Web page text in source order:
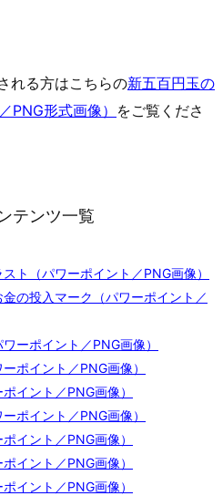
れる方はこちらの新五百円玉の
PNG形式画像） をご覧くださ
テンツ一覧
ト（パワーポイント／PNG画像）
の投入マーク（パワーポイント／
ーポイント／PNG画像）
ポイント／PNG画像）
イント／PNG画像）
ポイント／PNG画像）
イント／PNG画像）
イント／PNG画像）
イント／PNG画像）